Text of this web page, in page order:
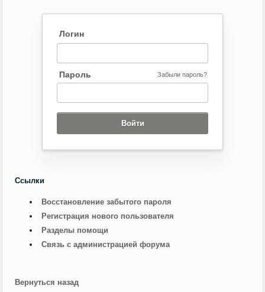
Логин
Пароль Забыли пароль?
Ссылки
Восстановление забытого пароля
Регистрация нового пользователя
Разделы помощи
Связь с администрацией форума
Вернуться назад